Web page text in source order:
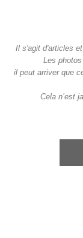
Il s'agit d'articles
Les
il peut arriver que
Cela n’est